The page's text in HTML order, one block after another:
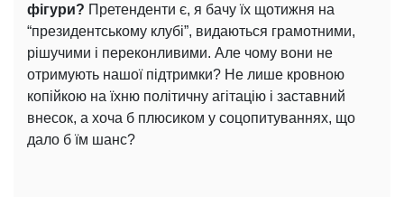
фігури? Претенденти є, я бачу їх щотижня на
“президентському клубі”, видаються грамотними,
рішучими і переконливими. Але чому вони не
отримують нашої підтримки? Не лише кровною
копійкою на їхню політичну агітацію і заставний
внесок, а хоча б плюсиком у соцопитуваннях, що
дало б їм шанс?